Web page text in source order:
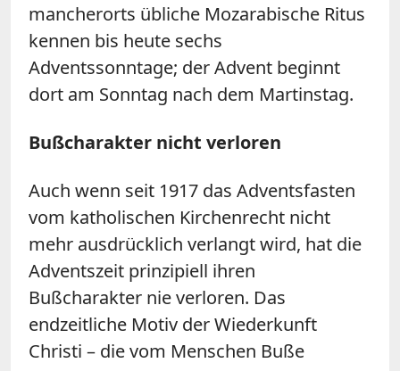
mancherorts übliche Mozarabische Ritus
kennen bis heute sechs
Adventssonntage; der Advent beginnt
dort am Sonntag nach dem Martinstag.
Bußcharakter nicht verloren
Auch wenn seit 1917 das Adventsfasten
vom katholischen Kirchenrecht nicht
mehr ausdrücklich verlangt wird, hat die
Adventszeit prinzipiell ihren
Bußcharakter nie verloren. Das
endzeitliche Motiv der Wiederkunft
Christi – die vom Menschen Buße